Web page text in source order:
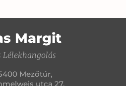
Margit
Lélekhangolás
Mezőtúr,
utca 27.